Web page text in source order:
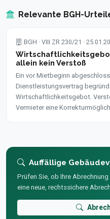
Relevante BGH-
BGH · VIII ZR 230/21 ·
allein kein Verstoß
Ein vor Mietbeginn
Dienstleistungsvertrag
Wirtschaftlichkeitsgebot.
Vermieter eine
Auffällige
Prüfen Sie, ob Ihre
eine neue, rechtssichere